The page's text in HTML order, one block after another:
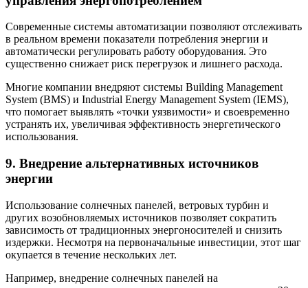
Современные системы автоматизации позволяют отслеживать
в реальном времени показатели потребления энергии и
автоматически регулировать работу оборудования. Это
существенно снижает риск перегрузок и лишнего расхода.
Многие компании внедряют системы Building Management
System (BMS) и Industrial Energy Management System (IEMS),
что помогает выявлять «точки уязвимости» и своевременно
устранять их, увеличивая эффективность энергетического
использования.
9. Внедрение альтернативных источников
энергии
Использование солнечных панелей, ветровых турбин и
других возобновляемых источников позволяет сократить
зависимость от традиционных энергоносителей и снизить
издержки. Несмотря на первоначальные инвестиции, этот шаг
окупается в течение нескольких лет.
Например, внедрение солнечных панелей на